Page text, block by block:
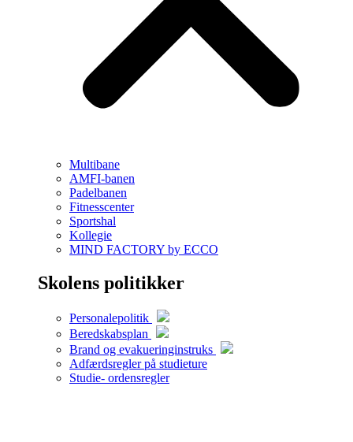
Multibane
AMFI-banen
Padelbanen
Fitnesscenter
Sportshal
Kollegie
MIND FACTORY by ECCO
Skolens politikker
Personalepolitik
Beredskabsplan
Brand og evakueringinstruks
Adfærdsregler på studieture
Studie- ordensregler